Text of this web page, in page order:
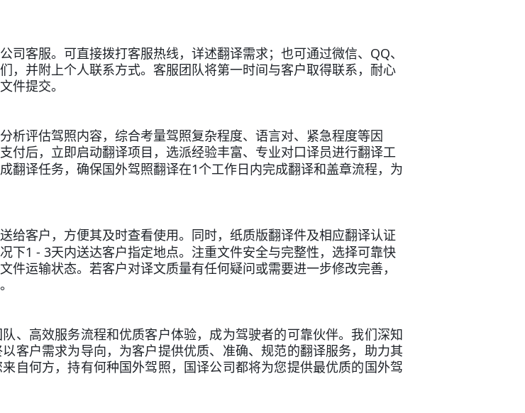
客服。可直接拨打客服热线，详述翻译需求；也可通过微信、 QQ、
，并附上个人联系方式。客服团队将第一时间与客户取得联系，耐心
件提交。
析评估驾照内容，综合考量驾照复杂程度、语言对、紧急程度等因
付后，立即启动翻译项目，选派经验丰富、专业对口译员进行翻译工
翻译任务，确保国外驾照翻译在1个工作日内完成翻译和盖章流程，为
给客户，方便其及时查看使用。同时，纸质版翻译件及相应翻译认证
下1 - 3天内送达客户指定地点。注重文件安全与完整性，选择可靠快
运输状态。若客户对译文质量有任何疑问或需要进一步修改完善，
、高效服务流程和优质客户体验，成为驾驶者的可靠伙伴。我们深知
客户需求为导向，为客户提供优质、准确、规范的翻译服务，助力其
自何方，持有何种国外驾照，国译公司都将为您提供最优质的国外驾